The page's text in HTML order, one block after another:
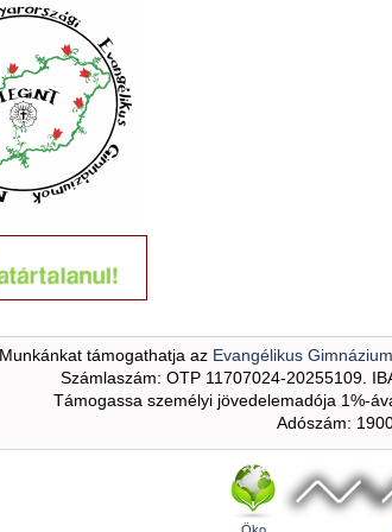
Munkánkat támogathatja az Evangélikus
Számlaszám: OTP 11707024-20255109.
Támogassa személyi jövedelemadója 1%-
Adószám: